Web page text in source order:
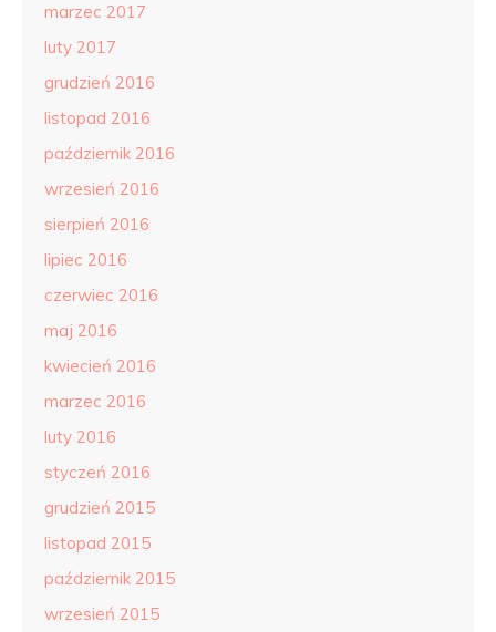
marzec 2017
luty 2017
grudzień 2016
listopad 2016
październik 2016
wrzesień 2016
sierpień 2016
lipiec 2016
czerwiec 2016
maj 2016
kwiecień 2016
marzec 2016
luty 2016
styczeń 2016
grudzień 2015
listopad 2015
październik 2015
wrzesień 2015